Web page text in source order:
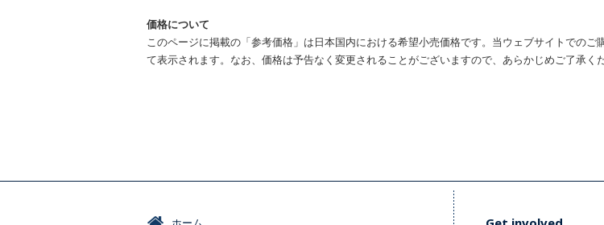
価格について
このページに掲載の「参考価格」は日本国内における希望小売価格です。当ウェブサイトでの
て表示されます。なお、価格は予告なく変更されることがございますので、あらかじめご了承くだ